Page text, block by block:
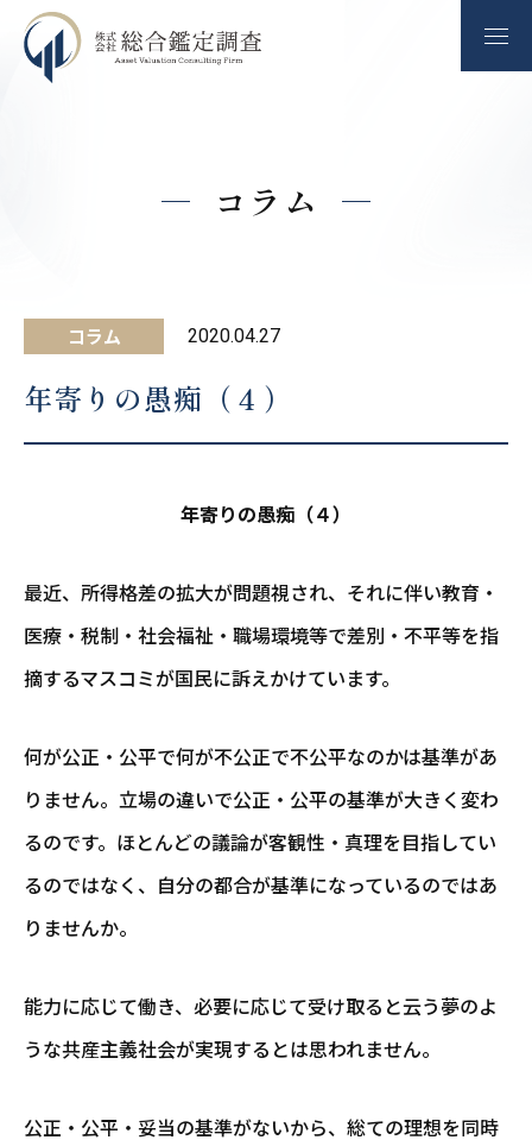
コラム
コラム 2020.04.27
年寄りの愚痴（４）
年寄りの愚痴（４）
最近、所得格差の拡大が問題視され、それに伴い教育・
医療・税制・社会福祉・職場環境等で差別・不平等を指
摘するマスコミが国民に訴えかけています。
何が公正・公平で何が不公正で不公平なのかは基準があ
りません。立場の違いで公正・公平の基準が大きく変わ
るのです。ほとんどの議論が客観性・真理を目指してい
るのではなく、自分の都合が基準になっているのではあ
りませんか。
能力に応じて働き、必要に応じて受け取ると云う夢のよ
うな共産主義社会が実現するとは思われません。
公正・公平・妥当の基準がないから、総ての理想を同時